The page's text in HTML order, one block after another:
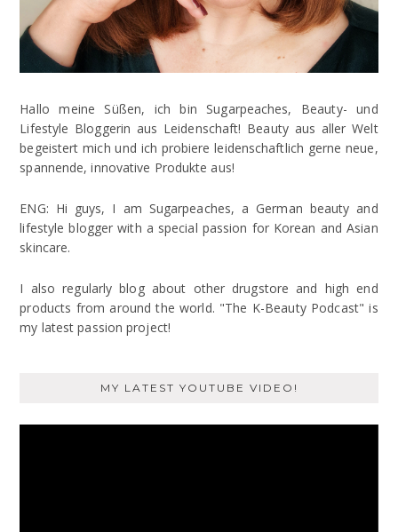
Hallo meine Süßen, ich bin Sugarpeaches, Beauty- und
Lifestyle Bloggerin aus Leidenschaft! Beauty aus aller Welt
begeistert mich und ich probiere leidenschaftlich gerne neue,
spannende, innovative Produkte aus!
ENG: Hi guys, I am Sugarpeaches, a German beauty and
lifestyle blogger with a special passion for Korean and Asian
skincare.
I also regularly blog about other drugstore and high end
products from around the world. "The K-Beauty Podcast" is
my latest passion project!
MY LATEST YOUTUBE VIDEO!